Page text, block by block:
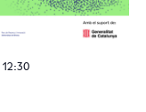
12:30